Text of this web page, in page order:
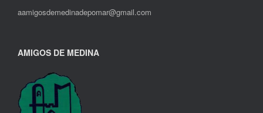
aamigosdemedinadepomar@gmail.com
AMIGOS DE MEDINA